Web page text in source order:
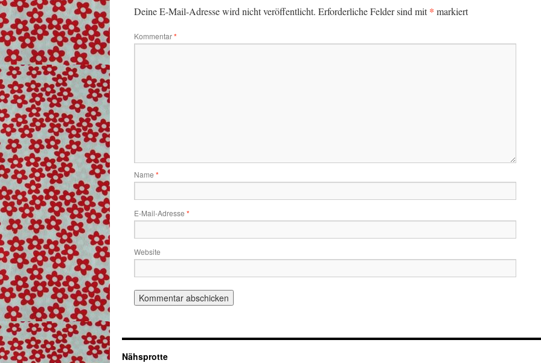
Deine E-Mail-Adresse wird nicht veröffentlicht. Erforderliche Felder sind mit* markiert
Kommentar*
Name *
E-Mail-Adresse *
Website
Nähsprotte